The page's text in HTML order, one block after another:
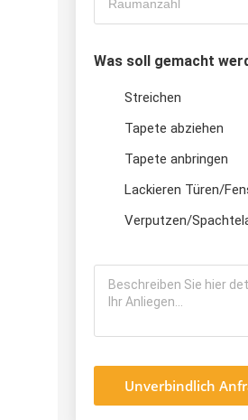
Was soll gemacht
Streichen
Tapete abziehen
Tapete anbringen
Lackieren Türen/
Verputzen/
Unverbindlich